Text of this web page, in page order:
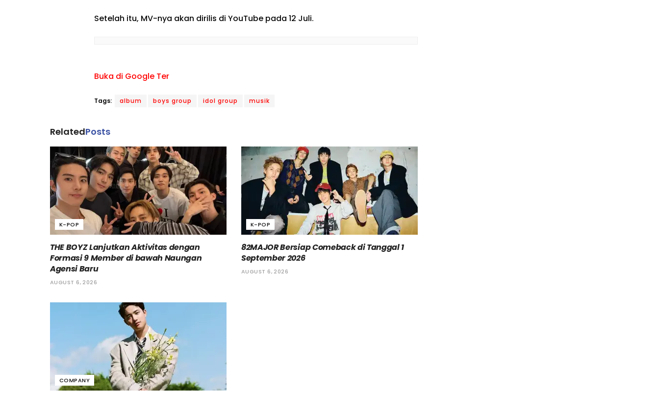
Setelah itu, MV-nya akan dirilis di YouTube pada 12 Juli.
Buka di Google Ter
Tags: album boys group idol group musik
RelatedPosts
K-POP
THE BOYZ Lanjutkan Aktivitas dengan
Formasi 9 Member di bawah Naungan
Agensi Baru
AUGUST 6, 2026
K-POP
82MAJOR Bersiap Comeback di Tanggal 1
September 2026
AUGUST 6, 2026
COMPANY